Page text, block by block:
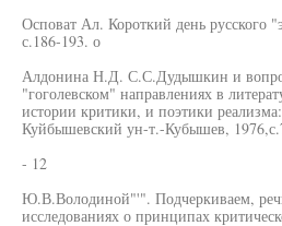
Осповат Ал. Короткий день русского
с.186-193. о
Алдонина Н.Д. С.С.Дудышкин и
"гоголевском" направлениях в
истории критики, и поэтики
Куйбышевский ун-т.-Кубышев,
- 12
Ю.В.Володиной"'". Подчеркиваем,
исследованиях о принципах